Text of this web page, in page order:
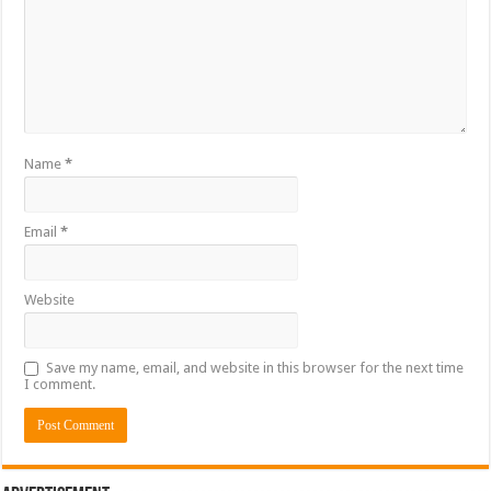
Name*
Email*
Website
Save my name, email, and website in this browser for the next time
I comment.